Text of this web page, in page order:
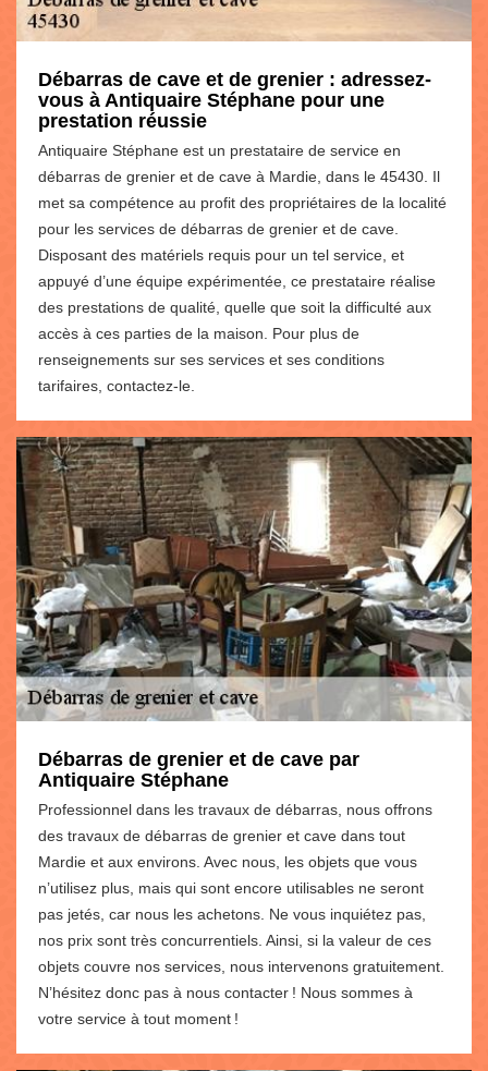
Débarras de cave et de grenier : adressez-
vous à Antiquaire Stéphane pour une
prestation réussie
Antiquaire Stéphane est un prestataire de service en
débarras de grenier et de cave à Mardie, dans le 45430. Il
met sa compétence au profit des propriétaires de la localité
pour les services de débarras de grenier et de cave.
Disposant des matériels requis pour un tel service, et
appuyé d’une équipe expérimentée, ce prestataire réalise
des prestations de qualité, quelle que soit la difficulté aux
accès à ces parties de la maison. Pour plus de
renseignements sur ses services et ses conditions
tarifaires, contactez-le.
Débarras de grenier et de cave par
Antiquaire Stéphane
Professionnel dans les travaux de débarras, nous offrons
des travaux de débarras de grenier et cave dans tout
Mardie et aux environs. Avec nous, les objets que vous
n’utilisez plus, mais qui sont encore utilisables ne seront
pas jetés, car nous les achetons. Ne vous inquiétez pas,
nos prix sont très concurrentiels. Ainsi, si la valeur de ces
objets couvre nos services, nous intervenons gratuitement.
N’hésitez donc pas à nous contacter ! Nous sommes à
votre service à tout moment !